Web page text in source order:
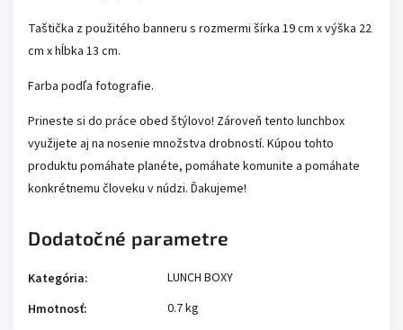
Taštička z použitého banneru s rozmermi šírka 19 cm x výška 22
cm x hĺbka 13 cm.
Farba podľa fotografie.
Prineste si do práce obed štýlovo! Zároveň tento lunchbox
využijete aj na nosenie množstva drobností. Kúpou tohto
produktu pomáhate planéte, pomáhate komunite a pomáhate
konkrétnemu človeku v núdzi. Ďakujeme!
Dodatočné parametre
Kategória:
LUNCH BOXY
Hmotnosť: 0.7 kg